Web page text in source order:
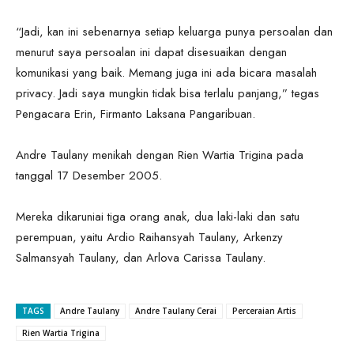
“Jadi, kan ini sebenarnya setiap keluarga punya persoalan dan
menurut saya persoalan ini dapat disesuaikan dengan
komunikasi yang baik. Memang juga ini ada bicara masalah
privacy. Jadi saya mungkin tidak bisa terlalu panjang,” tegas
Pengacara Erin, Firmanto Laksana Pangaribuan.
Andre Taulany menikah dengan Rien Wartia Trigina pada
tanggal 17 Desember 2005.
Mereka dikaruniai tiga orang anak, dua laki-laki dan satu
perempuan, yaitu Ardio Raihansyah Taulany, Arkenzy
Salmansyah Taulany, dan Arlova Carissa Taulany.
TAGS Andre Taulany Andre Taulany Cerai
Perceraian Artis
Rien Wartia Trigina